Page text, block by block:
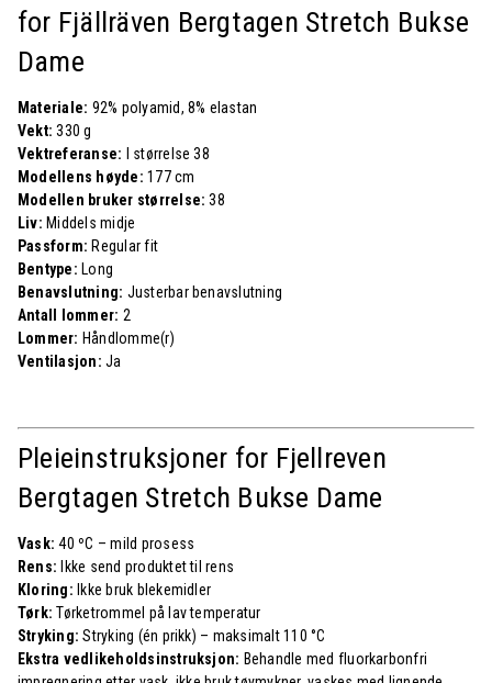
for Fjällräven Bergtagen Stretch Bukse
Dame
Materiale: 92% polyamid, 8% elastan
Vekt:330 g
Vektreferanse:
I størrelse 38
Modellens høyde:177 cm
Modellen bruker størrelse:38
Liv: Middels midje
Passform: Regular fit
Bentype: Long
Benavslutning: Justerbar benavslutning
Antall lommer: 2
Lommer: Håndlomme(r)
Ventilasjon:Ja
Pleieinstruksjoner for Fjellreven
Bergtagen Stretch Bukse Dame
Vask:40 ºC – mild prosess
Rens:
Ikke send produktet til rens
Kloring: Ikke bruk blekemidler
Tørk:Tørketrommel på lav temperatur
Stryking:Stryking (én prikk) – maksimalt 110 °C
Ekstra vedlikeholdsinstruksjon: Behandle med fluorkarbonfri